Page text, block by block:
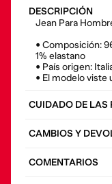
DESCRIPCIÓN
Jean Para
• Composición:
1% elastano
• País origen:
• El modelo viste
CUIDADO DE LAS
CAMBIOS Y
COMENTARIOS